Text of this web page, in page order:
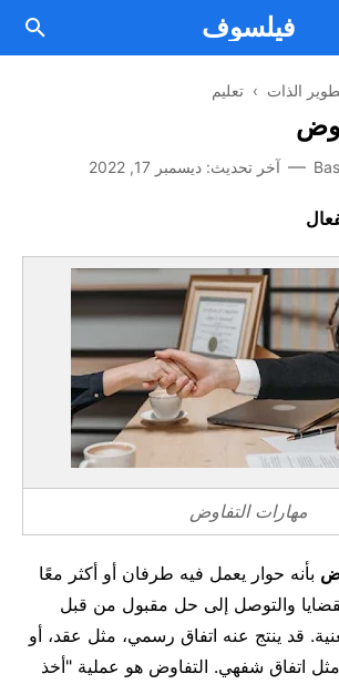
فيلسوف
الذات › تعليم
آخر تحديث: ديسمبر 17, 2022
مهارات التفاوض
بأنه حوار يعمل فيه طرفان أو أكثر معًا
والتوصل إلى حل مقبول من قبل
قد ينتج عنه اتفاق رسمي، مثل عقد، أو
اتفاق شفهي. التفاوض هو عملية "أخذ